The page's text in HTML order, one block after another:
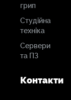
грип
Студійна
техніка
Сервери
та ПЗ
Контакти